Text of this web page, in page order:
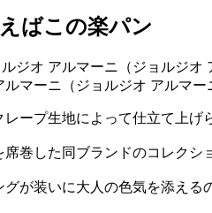
ばこの楽パン
マーニ（ジョルジオ アルマー
ープ生地によって仕立て上げ
席巻した同ブランドのコレク
が装いに大人の色気を添える